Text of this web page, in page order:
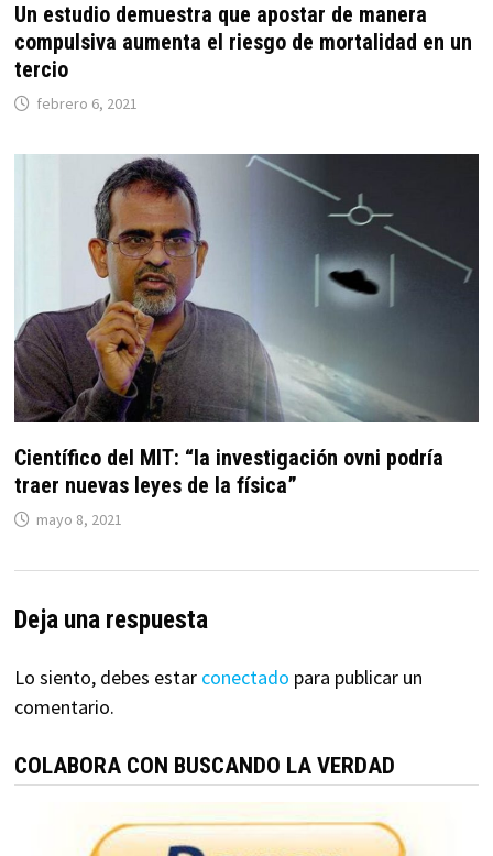
Un estudio demuestra que apostar de manera
compulsiva aumenta el riesgo de mortalidad en un
tercio
febrero 6, 2021
Científico del MIT: “la investigación ovni podría
traer nuevas leyes de la física”
mayo 8, 2021
Deja una respuesta
Lo siento, debes estar conectado para publicar un
comentario.
COLABORA CON BUSCANDO LA VERDAD